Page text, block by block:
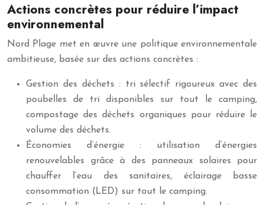
Actions concrètes pour réduire l’impact
environnemental
Nord Plage met en œuvre une politique environnementale
ambitieuse, basée sur des actions concrètes :
Gestion des déchets : tri sélectif rigoureux avec des
poubelles de tri disponibles sur tout le camping,
compostage des déchets organiques pour réduire le
volume des déchets.
Économies d’énergie : utilisation d’énergies
renouvelables grâce à des panneaux solaires pour
chauffer l’eau des sanitaires, éclairage basse
consommation (LED) sur tout le camping.